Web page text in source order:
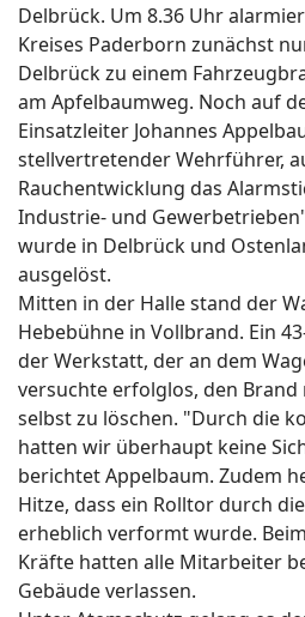
Delbrück. Um 8.36 Uhr
Kreises Paderborn zunächst
Delbrück zu einem
am Apfelbaumweg. Noch auf
Einsatzleiter Johannes
stellvertretender Wehrführer,
Rauchentwicklung das
Industrie- und
wurde in Delbrück und
ausgelöst.
Mitten in der Halle stand der
Hebebühne in Vollbrand. Ein
der Werkstatt, der an dem
versuchte erfolglos, den
selbst zu löschen. "Durch die
hatten wir überhaupt keine
berichtet Appelbaum. Zudem
Hitze, dass ein Rolltor durch
erheblich verformt wurde.
Kräfte hatten alle Mitarbeiter
Gebäude verlassen.